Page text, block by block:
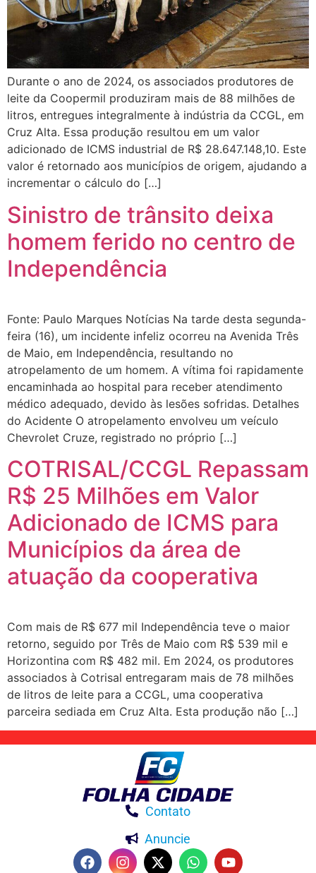
Durante o ano de 2024, os associados produtores de
leite da Coopermil produziram mais de 88 milhões de
litros, entregues integralmente à indústria da CCGL, em
Cruz Alta. Essa produção resultou em um valor
adicionado de ICMS industrial de R$ 28.647.148,10. Este
valor é retornado aos municípios de origem, ajudando a
incrementar o cálculo do […]
Sinistro de trânsito deixa
homem ferido no centro de
Independência
Fonte: Paulo Marques Notícias Na tarde desta segunda-
feira (16), um incidente infeliz ocorreu na Avenida Três
de Maio, em Independência, resultando no
atropelamento de um homem. A vítima foi rapidamente
encaminhada ao hospital para receber atendimento
médico adequado, devido às lesões sofridas. Detalhes
do Acidente O atropelamento envolveu um veículo
Chevrolet Cruze, registrado no próprio […]
COTRISAL/CCGL Repassam
R$ 25 Milhões em Valor
Adicionado de ICMS para
Municípios da área de
atuação da cooperativa
Com mais de R$ 677 mil Independência teve o maior
retorno, seguido por Três de Maio com R$ 539 mil e
Horizontina com R$ 482 mil. Em 2024, os produtores
associados à Cotrisal entregaram mais de 78 milhões
de litros de leite para a CCGL, uma cooperativa
parceira sediada em Cruz Alta. Esta produção não […]
Contato
Anuncie